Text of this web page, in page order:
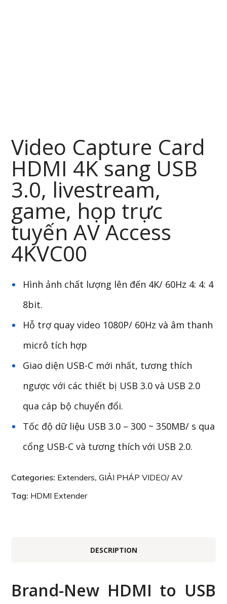
Video Capture Card
HDMI 4K sang USB
3.0, livestream,
game, họp trực
tuyến AV Access
4KVC00
Hình ảnh chất lượng lên đến 4K/ 60Hz 4: 4: 4
8bit.
Hỗ trợ quay video 1080P/ 60Hz và âm thanh
micrô tích hợp
Giao diện USB-C mới nhất, tương thích
ngược với các thiết bị USB 3.0 và USB 2.0
qua cáp bộ chuyển đổi.
Tốc độ dữ liệu USB 3.0 – 300 ~ 350MB/ s qua
cổng USB-C và tương thích với USB 2.0.
Categories: Extenders,GIẢI PHÁP VIDEO/ AV
Tag: HDMI Extender
DESCRIPTION
Brand-New HDMI to USB